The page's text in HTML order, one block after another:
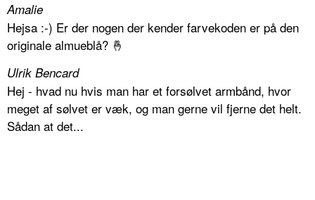
Amalie
Hejsa :-) Er der nogen der kender farvekoden er på den
originale almueblå? 🤞
Ulrik Bencard
Hej - hvad nu hvis man har et forsølvet armbånd, hvor
meget af sølvet er væk, og man gerne vil fjerne det helt.
Sådan at det...